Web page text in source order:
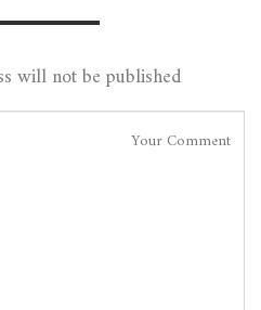
will not be published.